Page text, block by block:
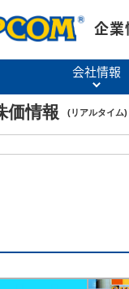
企業
会社情報